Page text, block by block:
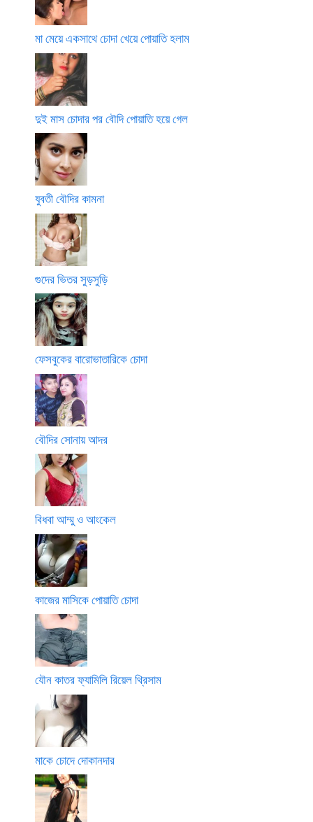
মা মেয়ে একসাথে চোদা খেয়ে পোয়াতি হলাম
দুই মাস চোদার পর বৌদি পোয়াতি হয়ে গেল
যুবতী বৌদির কামনা
গুদের ভিতর সুড়সুড়ি
ফেসবুকের বারোভাতারিকে চোদা
বৌদির সোনায় আদর
বিধবা আম্মু ও আংকেল
কাজের মাসিকে পোয়াতি চোদা
যৌন কাতর ফ্যামিলি রিয়েল থ্রিসাম
মাকে চোদে দোকানদার